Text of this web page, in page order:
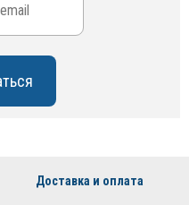
Доставка и оплата